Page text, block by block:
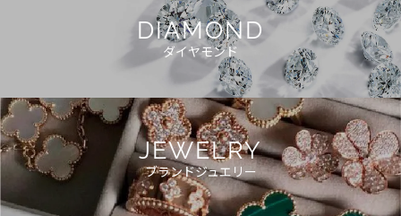
DIAMOND
ダイヤモンド
JEWELRY
ブランドジュエリー